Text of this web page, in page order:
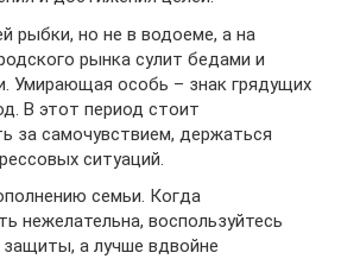
рыбки, но не в водоеме, а на
рынка сулит бедами и
Умирающая особь – знак грядущих
В этот период стоит
за самочувствием, держаться
ситуаций.
семьи. Когда
нежелательна, воспользуйтесь
а лучше вдвойне